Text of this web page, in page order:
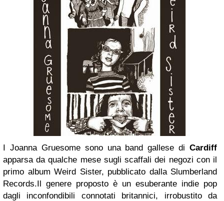
I Joanna Gruesome sono una band gallese di Cardiff
apparsa da qualche mese sugli scaffali dei negozi con il
primo album Weird Sister, pubblicato dalla Slumberland
Records.Il genere proposto è un esuberante indie pop
dagli inconfondibili connotati britannici, irrobustito da